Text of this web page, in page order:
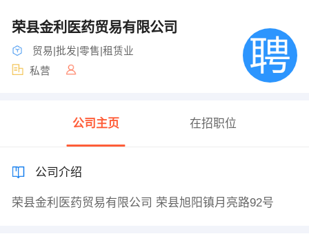
荣县金利医药贸易有限公司
贸易|批发|零售|租赁业
私营
公司主页 在招职位
公司介绍
荣县金利医药贸易有限公司 荣县旭阳镇月亮路92号